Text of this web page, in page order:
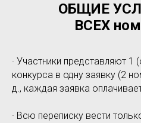
ОБЩИЕ
ВСЕХ
· Участники представляют
конкурса в одну заявку (2
д., каждая заявка
· Всю переписку вести